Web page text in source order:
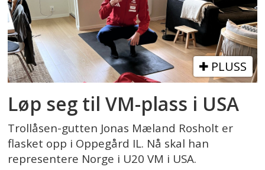
PLUSS
Løp seg til VM-plass i USA
Trollåsen-gutten Jonas Mæland Rosholt er
flasket opp i Oppegård IL. Nå skal han
representere Norge i U20 VM i USA.